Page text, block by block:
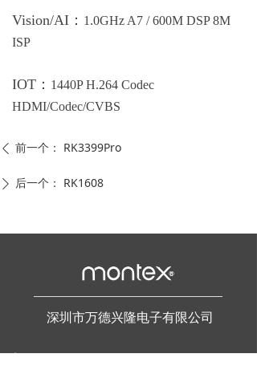
Vision/AI： 1.0GHz A7 / 600M DSP 8M
ISP
IOT： 1440P H.264 Codec
HDMI/Codec/CVBS
ꄴ 前一个： RK3399Pro
ꄲ 后一个： RK1608
深圳市万德兴隆电子有限公司
电话：86-755-23902800